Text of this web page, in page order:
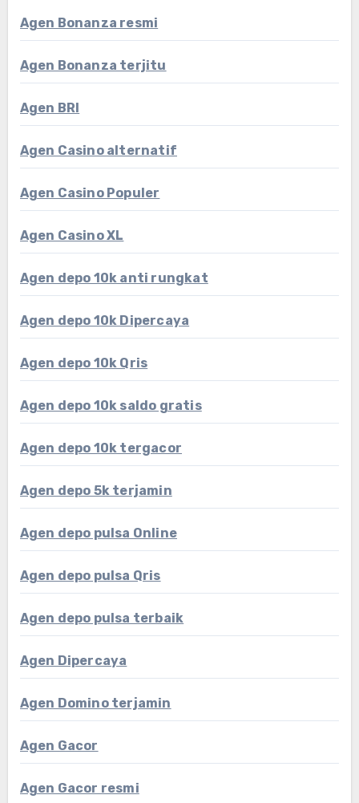
Agen Bonanza resmi
Agen Bonanza terjitu
Agen BRI
Agen Casino alternatif
Agen Casino Populer
Agen Casino XL
Agen depo 10k anti rungkat
Agen depo 10k Dipercaya
Agen depo 10k Qris
Agen depo 10k saldo gratis
Agen depo 10k tergacor
Agen depo 5k terjamin
Agen depo pulsa Online
Agen depo pulsa Qris
Agen depo pulsa terbaik
Agen Dipercaya
Agen Domino terjamin
Agen Gacor
Agen Gacor resmi